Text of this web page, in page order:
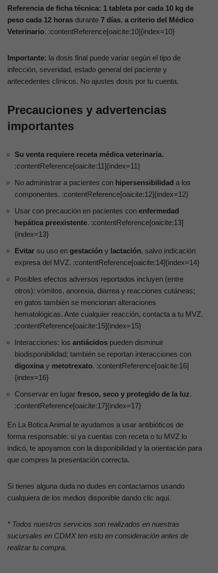
Referencia de ficha técnica: 1 tableta por cada 10 kg de
peso cada 12 horas durante 7 días, a criterio del Médico
Veterinario. :contentReference[oaicite:10]{index=10}
Importante: la dosis final puede variar según el tipo de
infección, severidad, estado general del paciente y
antecedentes clínicos. No ajustes dosis por tu cuenta.
Precauciones y advertencias
importantes
Su venta requiere receta médica veterinaria.
:contentReference[oaicite:11]{index=11}
No administrar a pacientes con hipersensibilidad a los
componentes. :contentReference[oaicite:12]{index=12}
Usar con precaución en pacientes con enfermedad
hepática preexistente. :contentReference[oaicite:13]
{index=13}
Evitar su uso en gestación y lactación, salvo indicación
expresa del MVZ. :contentReference[oaicite:14]{index=14}
Posibles efectos adversos reportados incluyen (entre
otros): vómitos, anorexia, diarrea y reacciones cutáneas;
en gatos también se mencionan alteraciones
hematológicas. Ante cualquier reacción, contacta a tu MVZ.
:contentReference[oaicite:15]{index=15}
Interacciones: los antiácidos pueden disminuir
biodisponibilidad; también se reportan interacciones con
digoxina y metotrexato. :contentReference[oaicite:16]
{index=16}
Conservar en lugar fresco, seco y protegido de la luz.
:contentReference[oaicite:17]{index=17}
En La Botica Animal te ayudamos a usar antibióticos de
forma responsable: si ya cuentas con receta o tu MVZ lo
indicó, te apoyamos con la disponibilidad y la orientación para
que compres la presentación correcta.
Si tienes alguna duda no dudes en contactarnos usando
cualquiera de los medios disponible dando clic aquí.
* Todos nuestros servicios son realizados en nuestras
sucursales en CDMX ten esto en consideración antes de
realizar tu compra.